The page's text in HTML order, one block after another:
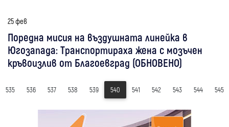
25 фев
Поредна мисия на въздушната линейка в
Югозапада: Транспортираха жена с мозъчен
кръвоизлив от Благоевград (ОБНОВЕНО)
535 536 537 538 539 540 541 542 543 544 545